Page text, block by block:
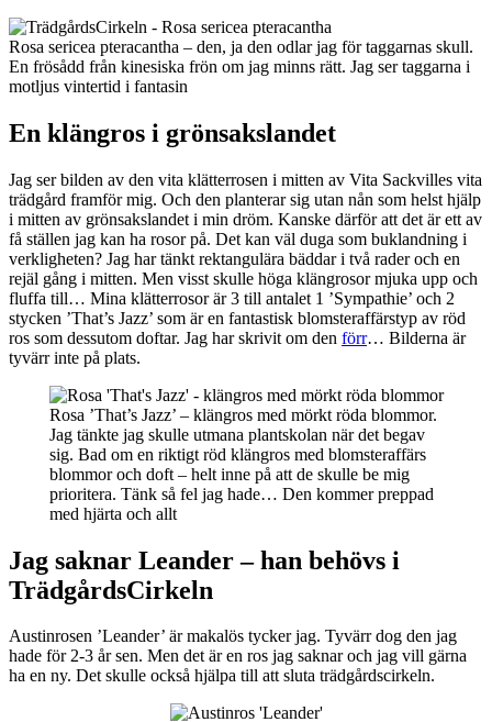
Rosa sericea pteracantha – den, ja den odlar jag för taggarnas skull.
En frösådd från kinesiska frön om jag minns rätt. Jag ser taggarna i
motljus vintertid i fantasin
En klängros i grönsakslandet
Jag ser bilden av den vita klätterrosen i mitten av Vita Sackvilles vita
trädgård framför mig. Och den planterar sig utan nån som helst hjälp
i mitten av grönsakslandet i min dröm. Kanske därför att det är ett av
få ställen jag kan ha rosor på. Det kan väl duga som buklandning i
verkligheten? Jag har tänkt rektangulära bäddar i två rader och en
rejäl gång i mitten. Men visst skulle höga klängrosor mjuka upp och
fluffa till… Mina klätterrosor är 3 till antalet 1 ’Sympathie’ och 2
stycken ’That’s Jazz’ som är en fantastisk blomsteraffärstyp av röd
ros som dessutom doftar. Jag har skrivit om den förr… Bilderna är
tyvärr inte på plats.
Rosa ’That’s Jazz’ – klängros med mörkt röda blommor.
Jag tänkte jag skulle utmana plantskolan när det begav
sig. Bad om en riktigt röd klängros med blomsteraffärs
blommor och doft – helt inne på att de skulle be mig
prioritera. Tänk så fel jag hade… Den kommer preppad
med hjärta och allt
Jag saknar Leander – han behövs i
TrädgårdsCirkeln
Austinrosen ’Leander’ är makalös tycker jag. Tyvärr dog den jag
hade för 2-3 år sen. Men det är en ros jag saknar och jag vill gärna
ha en ny. Det skulle också hjälpa till att sluta trädgårdscirkeln.